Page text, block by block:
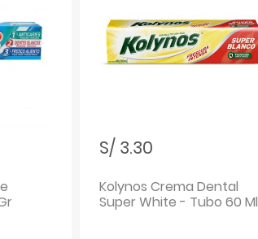
S/ 3.30
Kolynos Crema Dental
Super White - Tubo 60 Ml